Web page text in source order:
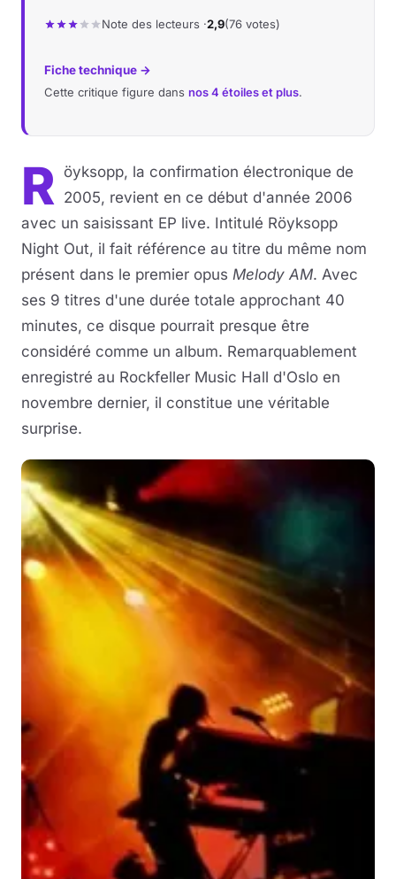
Sortir
Forum
Note des lecteurs ·2,9(76 votes)
Fiche technique →
Cette critique figure dans nos 4 étoiles et plus.
R öyksopp, la confirmation électronique de
2005, revient en ce début d'année 2006
avec un saisissant EP live. Intitulé Röyksopp
Night Out, il fait référence au titre du même nom
présent dans le premier opus Melody AM. Avec
ses 9 titres d'une durée totale approchant 40
minutes, ce disque pourrait presque être
considéré comme un album. Remarquablement
enregistré au Rockfeller Music Hall d'Oslo en
novembre dernier, il constitue une véritable
surprise.